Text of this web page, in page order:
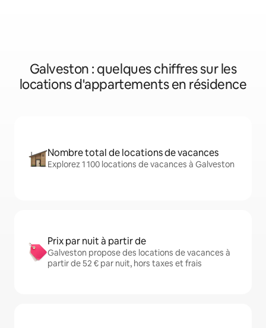
Galveston : quelques chiffres sur les
locations d'appartements en résidence
Nombre total de locations de vacances
Explorez 1 100 locations de vacances à Galveston
Prix par nuit à partir de
Galveston propose des locations de vacances à
partir de 52 € par nuit, hors taxes et frais